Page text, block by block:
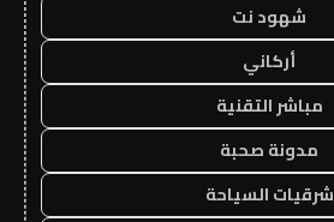
شهود نت
أركاني
مباشر التقنية
مدونة صحبة
شرقيات السياحة